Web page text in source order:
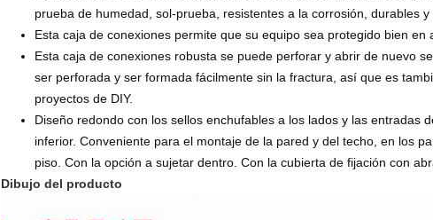
prueba de humedad, sol-prueba, resistentes a la corrosión, durables y
Esta caja de conexiones permite que su equipo sea protegido bien en
Esta caja de conexiones robusta se puede perforar y abrir de nuevo
ser perforada y ser formada fácilmente sin la fractura, así que es
proyectos de DIY.
Diseño redondo con los sellos enchufables a los lados y las entradas
inferior. Conveniente para el montaje de la pared y del techo, en los
piso. Con la opción a sujetar dentro. Con la cubierta de fijación con
Dibujo del producto